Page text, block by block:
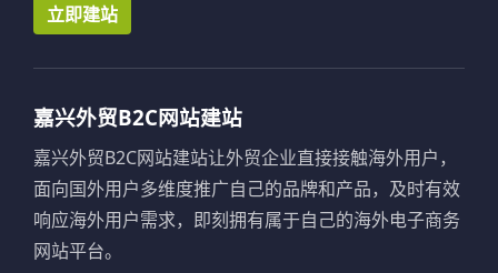
立即建站
嘉兴外贸B2C网站建站
嘉兴外贸B2C网站建站让外贸企业直接接触海外用户，
面向国外用户多维度推广自己的品牌和产品，及时有效
响应海外用户需求，即刻拥有属于自己的海外电子商务
网站平台。